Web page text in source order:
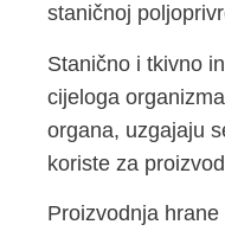
staničnoj
Stanično i tkivno
cijeloga
organa, uzgajaju
koriste za
Proizvodnja